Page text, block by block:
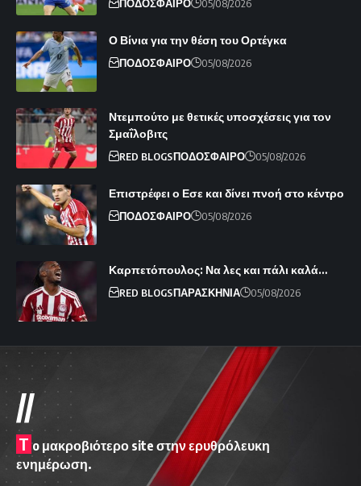
ΠΟΔΟΣΦΑΙΡΟ 05/08/2026
Ο Βίνια για την θέση του Ορτέγκα
ΠΟΔΟΣΦΑΙΡΟ 05/08/2026
Ντεμπούτο με θετικές υποσχέσεις για τον
Σμαΐλοβιτς
RED BLOGSΠΟΔΟΣΦΑΙΡΟ 05/08/2026
Επιστρέφει ο Εσε και δίνει πνοή στο κέντρο
ΠΟΔΟΣΦΑΙΡΟ 05/08/2026
Καρπετόπουλος: Να λες και πάλι καλά…
RED BLOGSΠΑΡΑΣΚΗΝΙΑ 05/08/2026
//
T o μακροβιότερο site στην ερυθρόλευκη
ενημέρωση.